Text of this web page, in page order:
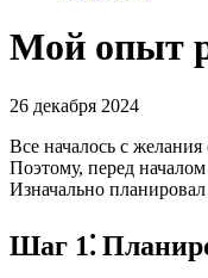
Мой опыт
26 декабря 2024
Все началось с
Поэтому, перед
Изначально
Шаг 1⁚